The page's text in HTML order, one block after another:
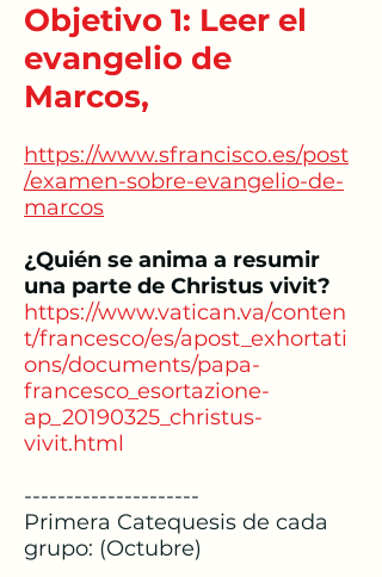
Objetivo 1: Leer el
evangelio de
Marcos,
https://www.sfrancisco.es/post
/examen-sobre-evangelio-de-
marcos
¿Quién se anima a resumir
una parte de Christus vivit?
https://www.vatican.va/conten
t/francesco/es/apost_exhortati
ons/documents/papa-
francesco_esortazione-
ap_20190325_christus-
vivit.html
---------------------
Primera Catequesis de cada
grupo: (Octubre)